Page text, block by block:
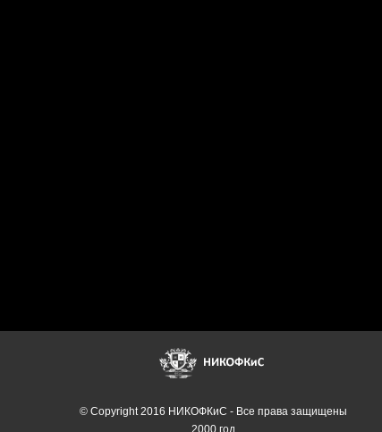
© Copyright 2016 НИКОФКиС - Все права защищены